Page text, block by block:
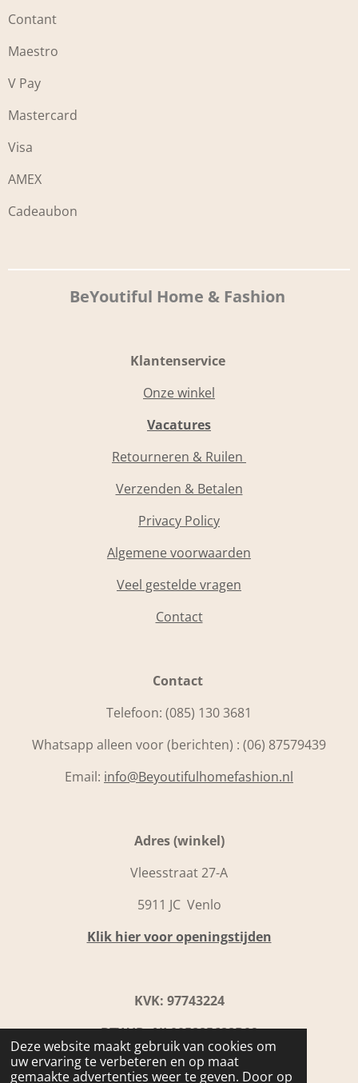
Deze website maakt gebruik van cookies om
uw ervaring te verbeteren en op maat
gemaakte advertenties weer te geven. Door op
Contant
Maestro
V Pay
Mastercard
Visa
AMEX
Cadeaubon
BeYoutiful Home & Fashion
Klantenservice
Onze winkel
Vacatures
Retourneren & Ruilen
Verzenden & Betalen
Privacy Policy
Algemene voorwaarden
Veel gestelde vragen
Contact
Contact
Telefoon: (085) 130 3681
Whatsapp alleen voor (berichten) : (06) 87579439
Email: info@Beyoutifulhomefashion.nl
Adres (winkel)
Vleesstraat 27-A
5911 JC Venlo
Klik hier voor openingstijden
KVK: 97743224
BTW ID: NL005285688B09
IBAN: NL31 INGB0109 9867 92